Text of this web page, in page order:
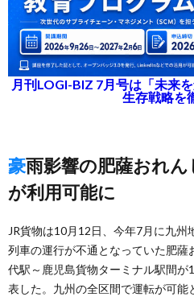
月刊LOGI-BIZ 7月号は「未来
生存戦略を
豪雨影響の肥薩おれんじ鉄道線・鹿児島線
が利用可能に
JR貨物は10月12日、今年7月に九
列車の運行が不通となっていた肥薩
代駅～鹿児島貨物ターミナル駅間が
表した。九州の全区間で運転が可能